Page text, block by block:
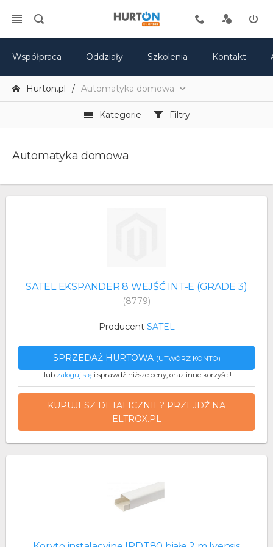
Współpraca Oddziały Szkolenia Kontakt
Hurton.pl Automatyka domowa
Kategorie Filtry
Automatyka domowa
SATEL EKSPANDER 8 WEJŚĆ INT-E (GRADE 3)
(8779)
Producent SATEL
SPRZEDAŻ HURTOWA (UTWÓRZ KONTO)
..lub zaloguj się i sprawdź niższe ceny, oraz inne korzyści!
KUPUJESZ DETALICZNIE? PRZEJDŹ NA
ELTROX.PL